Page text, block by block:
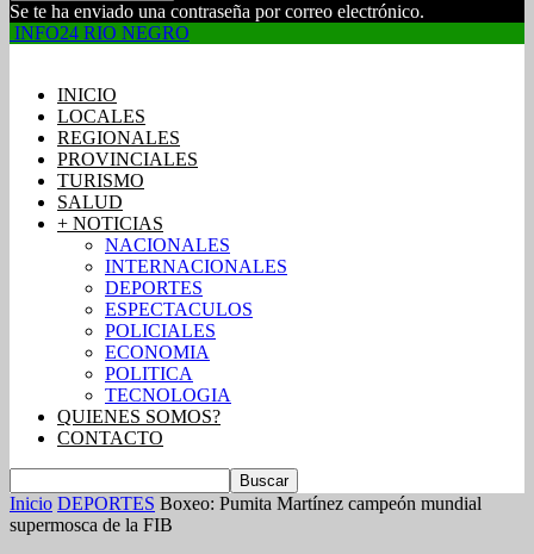
Se te ha enviado una contraseña por correo electrónico.
INFO24 RIO NEGRO
INICIO
LOCALES
REGIONALES
PROVINCIALES
TURISMO
SALUD
+ NOTICIAS
NACIONALES
INTERNACIONALES
DEPORTES
ESPECTACULOS
POLICIALES
ECONOMIA
POLITICA
TECNOLOGIA
QUIENES SOMOS?
CONTACTO
Inicio DEPORTES Boxeo: Pumita Martínez campeón mundial
supermosca de la FIB